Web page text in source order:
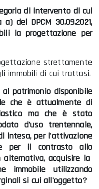
di intervento di cui
del DPCM 30.09.2021,
la progettazione per
strettamente
immobili di cui trattasi.
patrimonio disponibile
che è attualmente di
ma che è stato
d'uso trentennale,
intesa, per l'attivazione
per il contrasto allo
alternativa, acquisire la
immobile utilizzando
si cui all'oggetto?